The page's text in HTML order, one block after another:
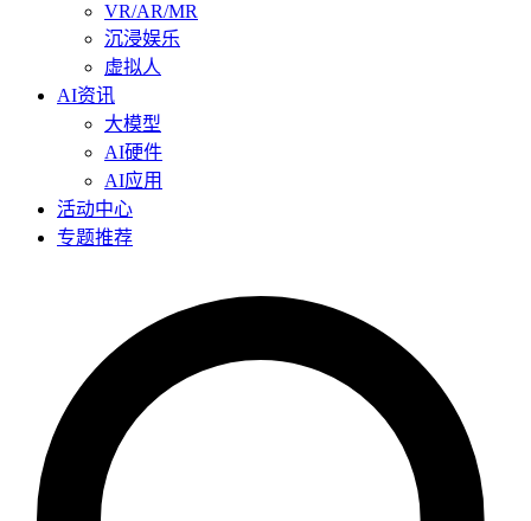
VR/AR/MR
沉浸娱乐
虚拟人
AI资讯
大模型
AI硬件
AI应用
活动中心
专题推荐